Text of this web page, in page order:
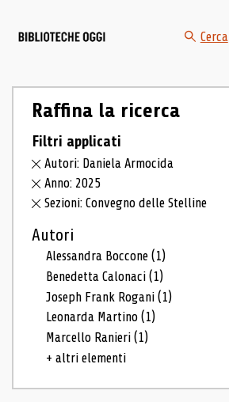
Cerca
Raffina la ricerca
Filtri applicati
Autori: Daniela Armocida
Anno: 2025
Sezioni: Convegno delle Stelline
Autori
Alessandra Boccone(1)
Benedetta Calonaci(1)
Joseph Frank Rogani(1)
Leonarda Martino(1)
Marcello Ranieri(1)
+ altri elementi